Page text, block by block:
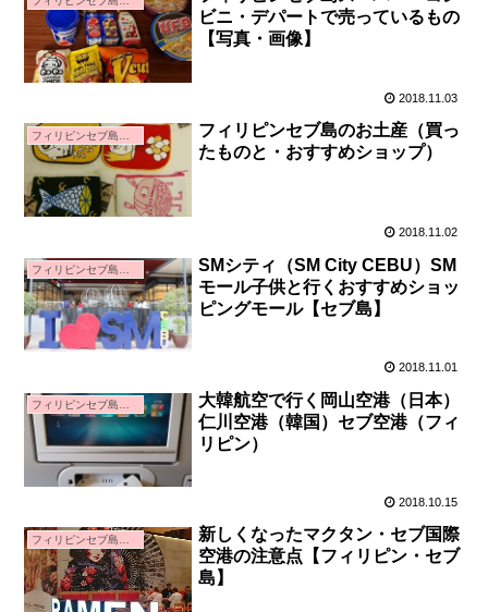
ビニ・デパートで売っているもの
【写真・画像】
2018.11.03
フィリピンセブ島のお土産（買っ
たものと・おすすめショップ）
2018.11.02
フィリピンセブ島親子留学
SMシティ（SM City CEBU）SM
モール子供と行くおすすめショッ
ピングモール【セブ島】
2018.11.01
大韓航空で行く岡山空港（日本）
仁川空港（韓国）セブ空港（フィ
リピン）
2018.10.15
新しくなったマクタン・セブ国際
空港の注意点【フィリピン・セブ
島】